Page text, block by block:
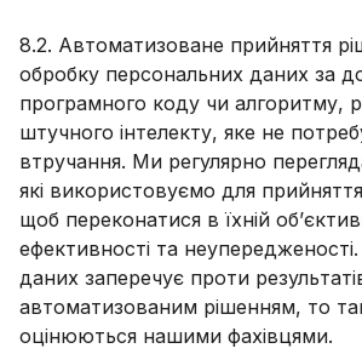
8.2. Автоматизоване прийняття
обробку персональних даних за
програмного коду чи алгоритму,
штучного інтелекту, яке не
втручання. Ми регулярно
які використовуємо для
щоб переконатися в їхній
ефективності та
даних заперечує проти
автоматизованим рішенням, то
оцінюються нашими фахівцями.